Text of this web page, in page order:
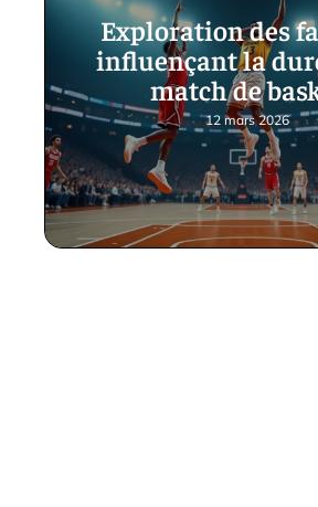
Exploration des
influençant la
match de
12 mars 2026